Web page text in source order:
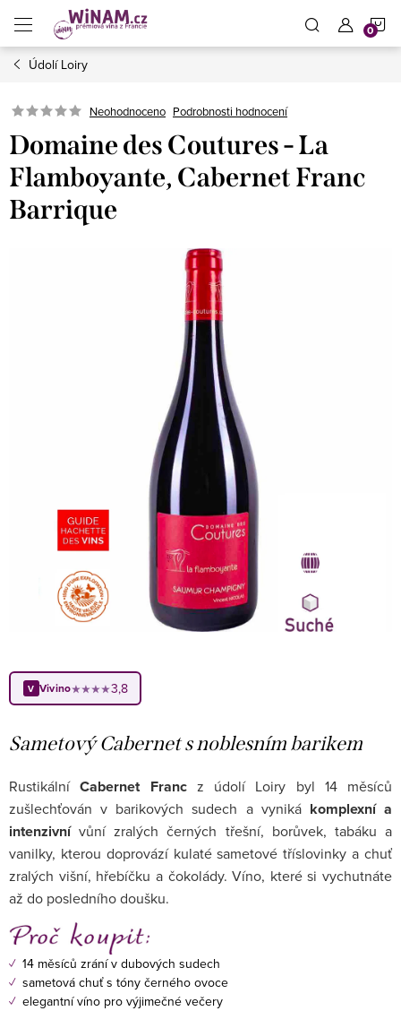
obsah
Údolí Loiry
Neohodnoceno Podrobnosti hodnocení
Domaine des Coutures - La
Flamboyante, Cabernet Franc
Barrique
V Vivino★★★★3,8
Sametový Cabernet s noblesním barikem
RustikálníCabernet Francz údolí Loiry byl 14 měsíců
zušlechťován v barikových sudech a vyniká komplexní a
intenzivnívůní zralých černých třešní, borůvek, tabáku a
vanilky, kterou doprovází kulaté sametové tříslovinky a chuť
zralých višní, hřebíčku a čokolády. Víno, které si vychutnáte
až do posledního doušku.
✓14 měsíců zrání v dubových sudech
✓ sametová chuť s tóny černého ovoce
✓elegantní víno pro výjimečné večery